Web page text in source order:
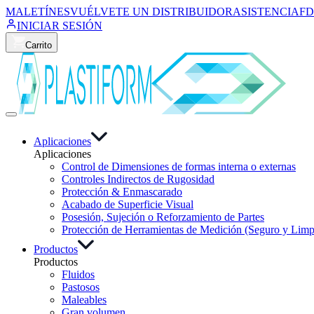
MALETÍNESVUÉLVETE UN DISTRIBUIDORASISTENCIA
INICIAR SESIÓN
Carrito
Aplicaciones
Aplicaciones
Control de Dimensiones de formas interna o externas
Controles Indirectos de Rugosidad
Protección & Enmascarado
Acabado de Superficie Visual
Posesión, Sujeción o Reforzamiento de Partes
Protección de Herramientas de Medición (Seguro y
Productos
Productos
Fluidos
Pastosos
Maleables